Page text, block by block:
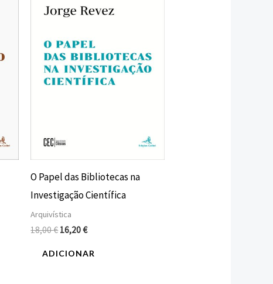
O Papel das Bibliotecas na
Investigação Científica
Arquivística
18,00€
era:
18,00 €.
16,20€
é:
16,20 €.
ADICIONAR